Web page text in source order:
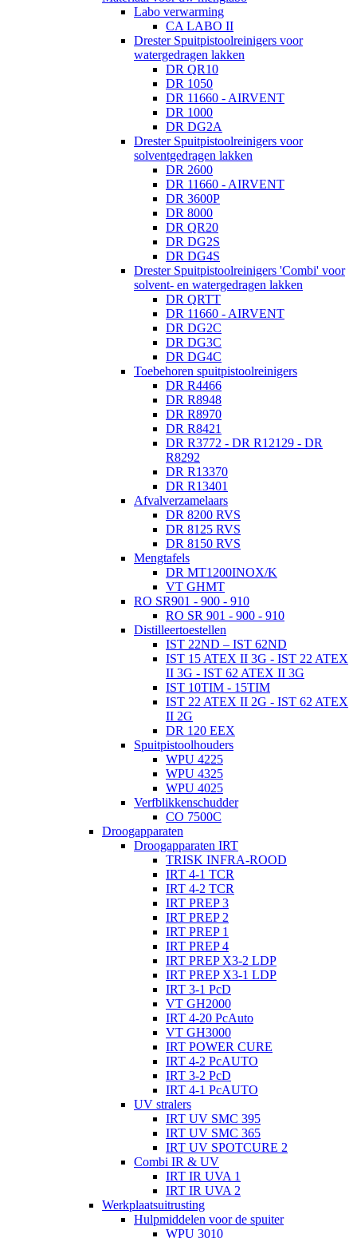
Labo verwarming
CA LABO II
Drester Spuitpistoolreinigers voor
watergedragen lakken
DR QR10
DR 1050
DR 11660 - AIRVENT
DR 1000
DR DG2A
Drester Spuitpistoolreinigers voor
solventgedragen lakken
DR 2600
DR 11660 - AIRVENT
DR 3600P
DR 8000
DR QR20
DR DG2S
DR DG4S
Drester Spuitpistoolreinigers 'Combi' voor
solvent- en watergedragen lakken
DR QRTT
DR 11660 - AIRVENT
DR DG2C
DR DG3C
DR DG4C
Toebehoren spuitpistoolreinigers
DR R4466
DR R8948
DR R8970
DR R8421
DR R3772 - DR R12129 - DR
R8292
DR R13370
DR R13401
Afvalverzamelaars
DR 8200 RVS
DR 8125 RVS
DR 8150 RVS
Mengtafels
DR MT1200INOX/K
VT GHMT
RO SR901 - 900 - 910
RO SR 901 - 900 - 910
Distilleertoestellen
IST 22ND – IST 62ND
IST 15 ATEX II 3G - IST 22 ATEX
II 3G - IST 62 ATEX II 3G
IST 10TIM - 15TIM
IST 22 ATEX II 2G - IST 62 ATEX
II 2G
DR 120 EEX
Spuitpistoolhouders
WPU 4225
WPU 4325
WPU 4025
Verfblikkenschudder
CO 7500C
Droogapparaten
Droogapparaten IRT
TRISK INFRA-ROOD
IRT 4-1 TCR
IRT 4-2 TCR
IRT PREP 3
IRT PREP 2
IRT PREP 1
IRT PREP 4
IRT PREP X3-2 LDP
IRT PREP X3-1 LDP
IRT 3-1 PcD
VT GH2000
IRT 4-20 PcAuto
VT GH3000
IRT POWER CURE
IRT 4-2 PcAUTO
IRT 3-2 PcD
IRT 4-1 PcAUTO
UV stralers
IRT UV SMC 395
IRT UV SMC 365
IRT UV SPOTCURE 2
Combi IR & UV
IRT IR UVA 1
IRT IR UVA 2
Werkplaatsuitrusting
Hulpmiddelen voor de spuiter
WPU 3010